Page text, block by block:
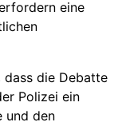
eine
dass die Debatte
Polizei ein
und den